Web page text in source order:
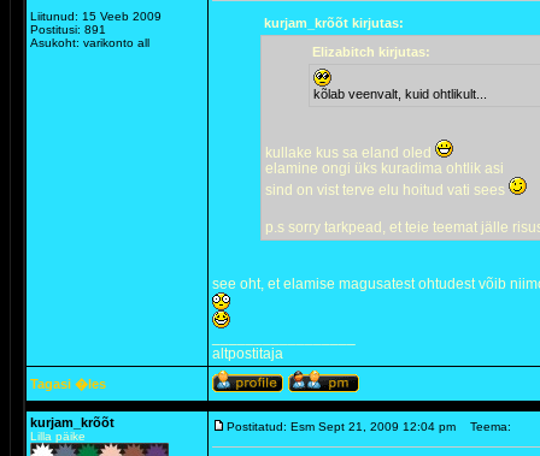
Liitunud: 15 Veeb 2009
Postitusi: 891
Asukoht: varikonto all
kurjam_krõõt kirjutas:
Elizabitch kirjutas:
kõlab veenvalt, kuid ohtlikult...
kullake kus sa eland oled
elamine ongi üks kuradima ohtlik asi
sind on vist terve elu hoitud vati sees
p.s sorry tarkpead, et teie teemat jälle
see oht, et elamise magusatest ohtudest võib
altpostitaja
Tagasi �les
kurjam_krõõt
Lilla päike
Postitatud: Esm Sept 21, 2009 12:04 pm Teema: